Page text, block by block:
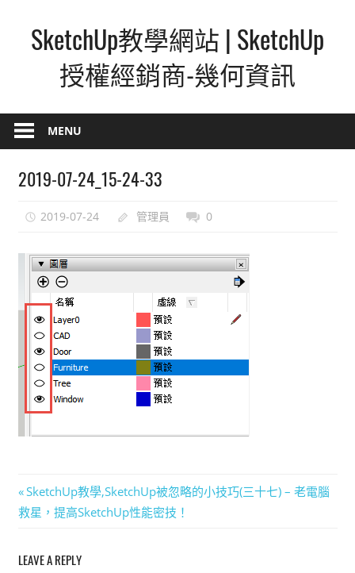
contentSketchUp教學網站 | SketchUp
授權經銷商-幾何資訊
–
最
覺
方
式,
人
人
都
能
上
手
的
體
MENU
2019-07-24_15-24-33
2019-07-24 管理員 0
文
章
導
Previous
Post:
SketchUp教學,SketchUp被忽略的小技巧(三十七) – 老電腦
救星，提高SketchUp性能密技！
LEAVE A REPLY